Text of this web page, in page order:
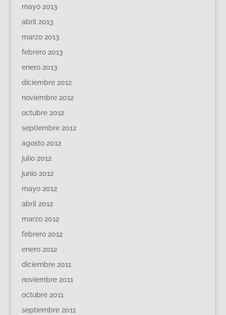
mayo 2013
abril 2013
marzo 2013
febrero 2013
enero 2013
diciembre 2012
noviembre 2012
octubre 2012
septiembre 2012
agosto 2012
julio 2012
junio 2012
mayo 2012
abril 2012
marzo 2012
febrero 2012
enero 2012
diciembre 2011
noviembre 2011
octubre 2011
septiembre 2011